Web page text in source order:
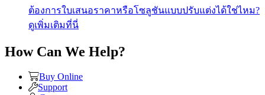
ต้องการใบเสนอราคาหรือโซลูชันแบบปรับแต่งได้ใช่ไหม?
ดูเพิ่มเติมที่นี่
How Can We Help?
Buy Online
Support